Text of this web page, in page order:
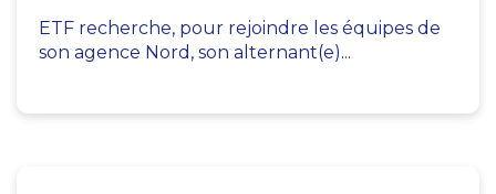
ETF recherche, pour rejoindre les équipes de
son agence Nord, son alternant(e)...